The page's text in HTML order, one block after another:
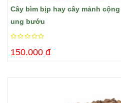
Cây bìm bịp hay cây mảnh
ung bướu
150.000 đ